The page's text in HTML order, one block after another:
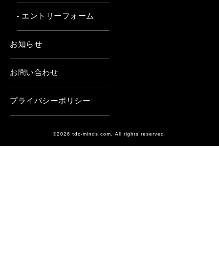
- エントリーフォーム
お知らせ
お問い合わせ
プライバシーポリシー
©2026 tdc-minds.com. All rights reserved.